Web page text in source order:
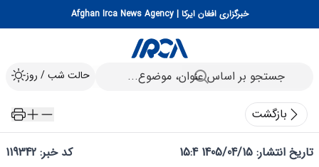
خبرگزاری افغان ایرکا | Afghan Irca News Agency
حالت شب / روز
بازگشت
تاریخ انتشار: 1405/04/15 15:4
کد خبر: 119342